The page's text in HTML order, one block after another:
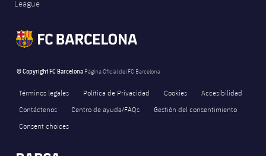
League
© Copyright FC Barcelona Página Oficial del FC Barcelona
Términos legales Política de Privacidad Cookies
Accesibilidad
Contáctenos
Centro de ayuda/FAQs
Gestión del consentimiento
Consent choices